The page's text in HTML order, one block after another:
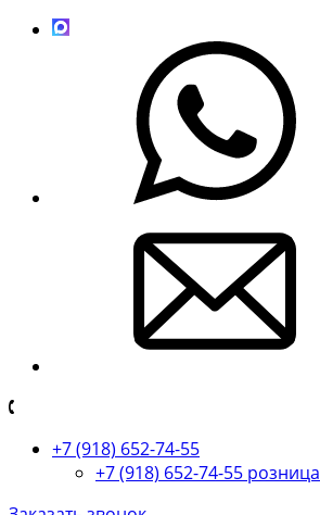
+7 (918) 652-74-55
+7 (918) 652-74-55 розница